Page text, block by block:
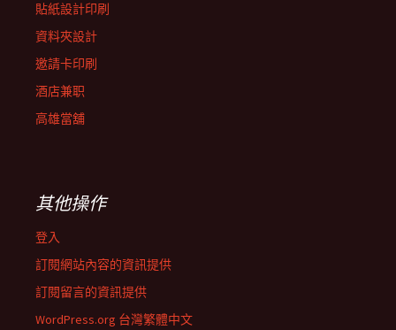
貼紙設計印刷
資料夾設計
邀請卡印刷
酒店兼职
高雄當舖
其他操作
登入
訂閱網站內容的資訊提供
訂閱留言的資訊提供
WordPress.org 台灣繁體中文